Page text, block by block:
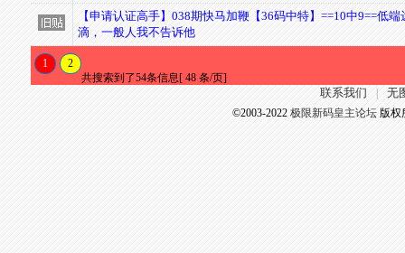
【申请认证高手】038期快马加鞭【36码中特】==10中9==低
滴，一般人我不告诉他
1
2
共搜索到了54条信息[ 48 条/页]
联系我们 无
©2003-2022 极限新码皇主论坛版权